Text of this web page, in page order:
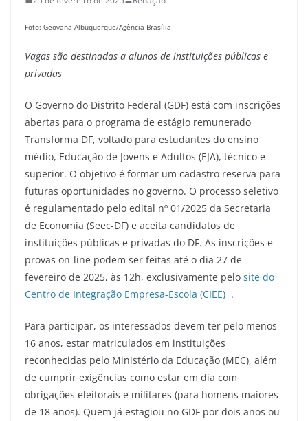
Foto: Geovana Albuquerque/Agência Brasília
Vagas são destinadas a alunos de instituições públicas e
privadas
O Governo do Distrito Federal (GDF) está com inscrições
abertas para o programa de estágio remunerado
Transforma DF, voltado para estudantes do ensino
médio, Educação de Jovens e Adultos (EJA), técnico e
superior. O objetivo é formar um cadastro reserva para
futuras oportunidades no governo. O processo seletivo
é regulamentado pelo edital nº 01/2025 da Secretaria
de Economia (Seec-DF) e aceita candidatos de
instituições públicas e privadas do DF. As inscrições e
provas on-line podem ser feitas até o dia 27 de
fevereiro de 2025, às 12h, exclusivamente pelo site do
Centro de Integração Empresa-Escola (CIEE) .
Para participar, os interessados devem ter pelo menos
16 anos, estar matriculados em instituições
reconhecidas pelo Ministério da Educação (MEC), além
de cumprir exigências como estar em dia com
obrigações eleitorais e militares (para homens maiores
de 18 anos). Quem já estagiou no GDF por dois anos ou